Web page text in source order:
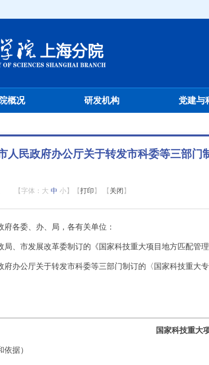
概况 研发机构 党建与
人民政府办公厅关于转发市科委等三部
【字体： 大 中 小 】【 打印 】 【 关闭 】
府各委、办、局，各有关单位：
局、市发展改革委制订的《国家科技重大项目地方匹配管
府办公厅关于转发市科委等三部门制订的〈国家科技重大
国家科技重大
据）